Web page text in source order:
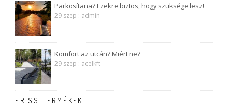
Parkosítana? Ezekre biztos, hogy szüksége lesz!
29 szep : admin
Komfort az utcán? Miért ne?
29 szep : acelkft
FRISS TERMÉKEK